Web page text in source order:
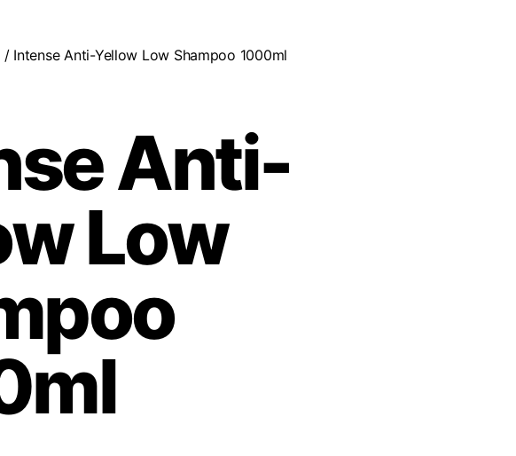
/ Intense Anti-Yellow Low Shampoo 1000ml
Anti-
Low